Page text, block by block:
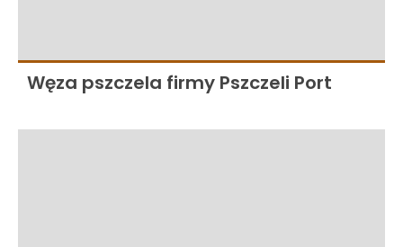
Węza pszczela firmy Pszczeli Port